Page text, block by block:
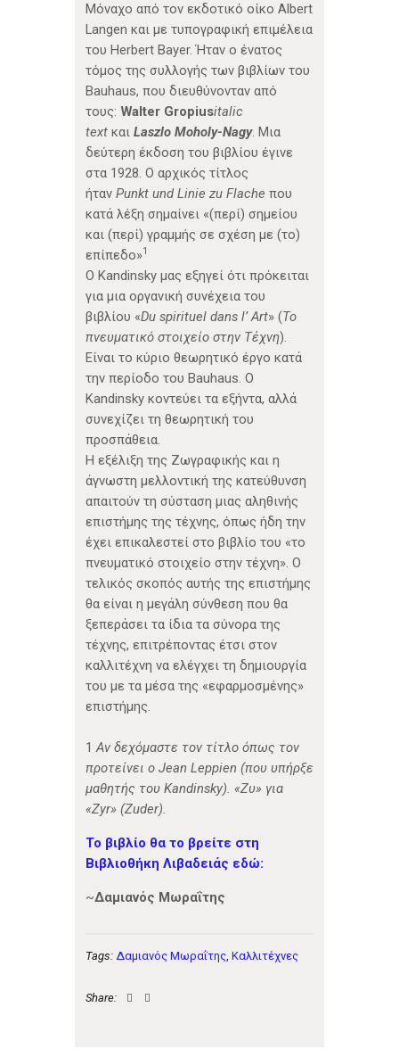
Μόναχο από τον εκδοτικό οίκο Albert
Langen και με τυπογραφική επιμέλεια
του Herbert Bayer. Ήταν ο ένατος
τόμος της συλλογής των βιβλίων του
Bauhaus, που διευθύνονταν από
τους: Walter Gropiusitalic
textκαι Laszlo Moholy-Nagy. Μια
δεύτερη έκδοση του βιβλίου έγινε
στα 1928. Ο αρχικός τίτλος
ήταν Punkt und Linie zu Flache που
κατά λέξη σημαίνει «(περί) σημείου
και (περί) γραμμής σε σχέση με (το)
επίπεδο»1
Ο Kandinsky μας εξηγεί ότι πρόκειται
για μια οργανική συνέχεια του
βιβλίου «Du spirituel dans l’ Art» (Το
πνευματικό στοιχείο στην Τέχνη).
Είναι το κύριο θεωρητικό έργο κατά
την περίοδο του Bauhaus. Ο
Kandinsky κοντεύει τα εξήντα, αλλά
συνεχίζει τη θεωρητική του
προσπάθεια.
Η εξέλιξη της Ζωγραφικής και η
άγνωστη μελλοντική της κατεύθυνση
απαιτούν τη σύσταση μιας αληθινής
επιστήμης της τέχνης, όπως ήδη την
έχει επικαλεστεί στο βιβλίο του «το
πνευματικό στοιχείο στην τέχνη». Ο
τελικός σκοπός αυτής της επιστήμης
θα είναι η μεγάλη σύνθεση που θα
ξεπεράσει τα ίδια τα σύνορα της
τέχνης, επιτρέποντας έτσι στον
καλλιτέχνη να ελέγχει τη δημιουργία
του με τα μέσα της «εφαρμοσμένης»
επιστήμης.
1Αν δεχόμαστε τον τίτλο όπως τον
προτείνει ο Jean Leppien (που υπήρξε
μαθητής του Kandinsky). «Ζυ» για
«Zyr» (Zuder).
Το βιβλίο θα το βρείτε στη
Βιβλιοθήκη Λιβαδειάς εδώ:
~Δαμιανός Μωραΐτης
Tags: Δαμιανός Μωραΐτης, Καλλιτέχνες
Share: